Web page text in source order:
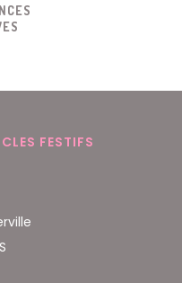
FESTIFS